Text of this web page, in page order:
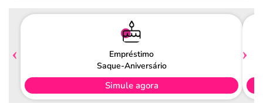
Empréstimo
Saque-Aniversário
Simule agora